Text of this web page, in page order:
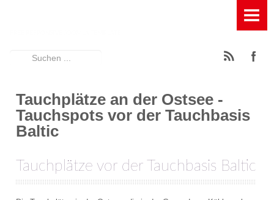
Ausstattung der Tauchbasis
Füllstation für Pressluft, Kompressor und Leihflaschen
Großes Spühlbecken mit Wasserfilterung
Suchen
Tauchplätze an der Ostsee -
Tauchspots vor der Tauchbasis
Baltic
Tauchplätze vor der Tauchbasis Baltic